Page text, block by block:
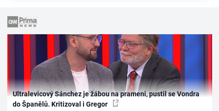
Ultralevicový Sánchez je žábou na prameni, pustil se Vondra
do Španělů. Kritizoval i Gregor